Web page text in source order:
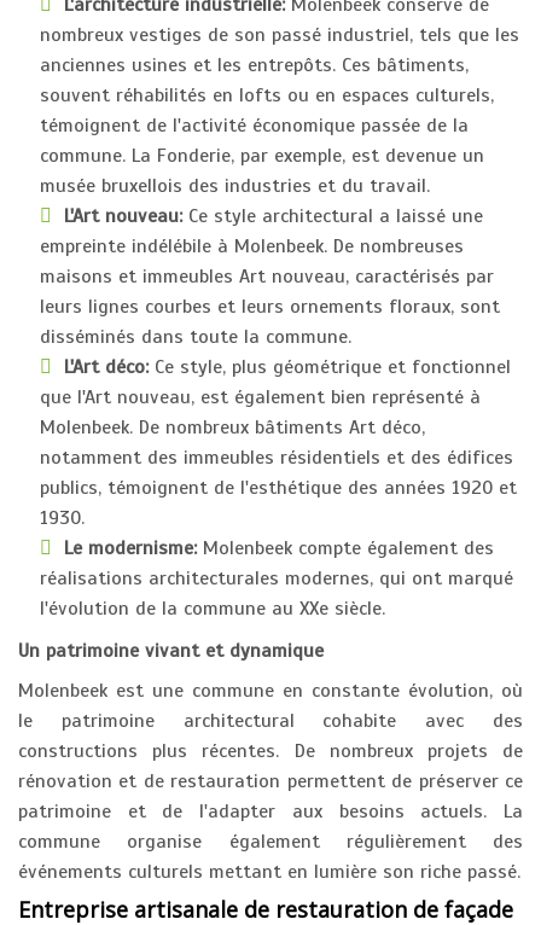
L'architecture industrielle:Molenbeek conserve de
nombreux vestiges de son passé industriel, tels que les
anciennes usines et les entrepôts. Ces bâtiments,
souvent réhabilités en lofts ou en espaces culturels,
témoignent de l'activité économique passée de la
commune. La Fonderie, par exemple, est devenue un
musée bruxellois des industries et du travail.
L'Art nouveau:Ce style architectural a laissé une
empreinte indélébile à Molenbeek. De nombreuses
maisons et immeubles Art nouveau, caractérisés par
leurs lignes courbes et leurs ornements floraux, sont
disséminés dans toute la commune.
L'Art déco:Ce style, plus géométrique et fonctionnel
que l'Art nouveau, est également bien représenté à
Molenbeek. De nombreux bâtiments Art déco,
notamment des immeubles résidentiels et des édifices
publics, témoignent de l'esthétique des années 1920 et
1930.
Le modernisme:Molenbeek compte également des
réalisations architecturales modernes, qui ont marqué
l'évolution de la commune au XXe siècle.
Un patrimoine vivant et dynamique
Molenbeek est une commune en constante évolution, où
le patrimoine architectural cohabite avec des
constructions plus récentes. De nombreux projets de
rénovation et de restauration permettent de préserver ce
patrimoine et de l'adapter aux besoins actuels. La
commune organise également régulièrement des
événements culturels mettant en lumière son riche passé.
Entreprise artisanale de restauration de façade